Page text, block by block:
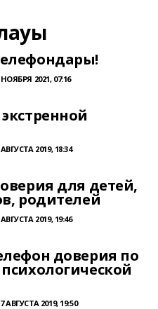
НОЯБРЯ 2021, 07:16
АВГУСТА 2019, 18:34
для детей,
родителей
АВГУСТА 2019, 19:46
доверия по
АВГУСТА 2019, 19:50